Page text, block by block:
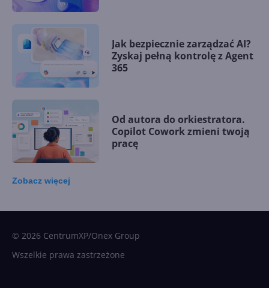
Jak bezpiecznie zarządzać AI?
Zyskaj pełną kontrolę z Agent
365
Od autora do orkiestratora.
Copilot Cowork zmieni twoją
pracę
Zobacz więcej
© 2026 CentrumXP/Onex Group
Wszelkie prawa zastrzeżone